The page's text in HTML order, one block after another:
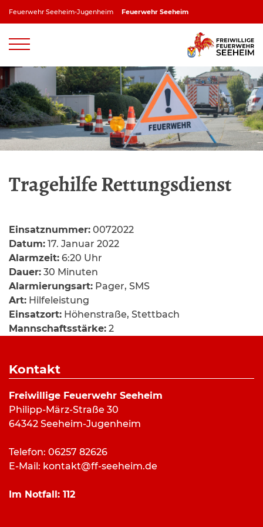
Feuerwehr Seeheim-Jugenheim Feuerwehr Seeheim
Tragehilfe Rettungsdienst
Einsatznummer: 0072022
Datum: 17. Januar 2022
Alarmzeit: 6:20 Uhr
Dauer: 30 Minuten
Alarmierungsart: Pager, SMS
Art: Hilfeleistung
Einsatzort: Höhenstraße, Stettbach
Mannschaftsstärke: 2
Gemeindebrandinspektor
Einsatzbericht:
Zu einer Tragehilfe wurde die Seeheimer
Feuerwehr zusammen mit den Stettbacher
Höhenstraße nach Stettbach alarmiert.
Kontakt
Freiwillige Feuerwehr Seeheim
Philipp-März-Straße 30
64342 Seeheim-Jugenheim
Telefon: 06257 82626
E-Mail: kontakt@ff-seeheim.de
Im Notfall:112